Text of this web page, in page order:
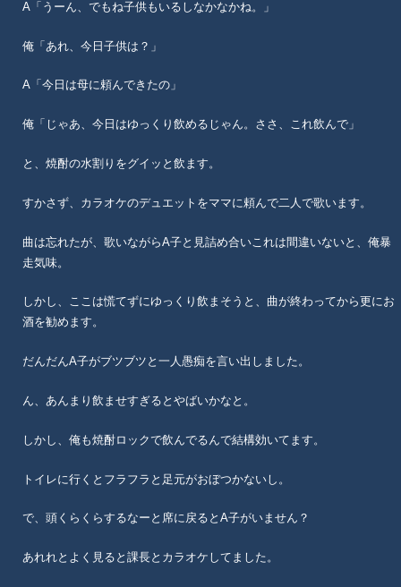
A「うーん、でもね子供もいるしなかなかね。」
俺「あれ、今日子供は？」
A「今日は母に頼んできたの」
俺「じゃあ、今日はゆっくり飲めるじゃん。ささ、これ飲んで」
と、焼酎の水割りをグイッと飲ます。
すかさず、カラオケのデュエットをママに頼んで二人で歌います。
曲は忘れたが、歌いながらA子と見詰め合いこれは間違いないと、俺暴
走気味。
しかし、ここは慌てずにゆっくり飲まそうと、曲が終わってから更にお
酒を勧めます。
だんだんA子がブツブツと一人愚痴を言い出しました。
ん、あんまり飲ませすぎるとやばいかなと。
しかし、俺も焼酎ロックで飲んでるんで結構効いてます。
トイレに行くとフラフラと足元がおぼつかないし。
で、頭くらくらするなーと席に戻るとA子がいません？
あれれとよく見ると課長とカラオケしてました。